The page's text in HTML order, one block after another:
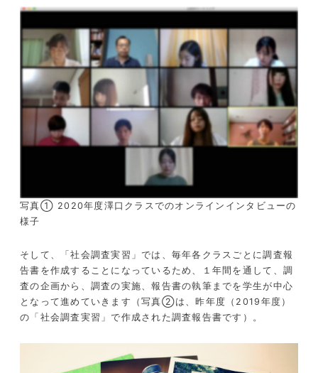
写真① 2020年度澤口クラスでのオンラインインタビューの
様子
そして、「社会調査実習」では、毎年各クラスごとに調査報
告書を作成することになっているため、１年間を通して、調
査の企画から、調査の実施、報告書の執筆までを学生が中心
となって進めていきます（写真②は、昨年度（2019年度）
の「社会調査実習」で作成された調査報告書です）。